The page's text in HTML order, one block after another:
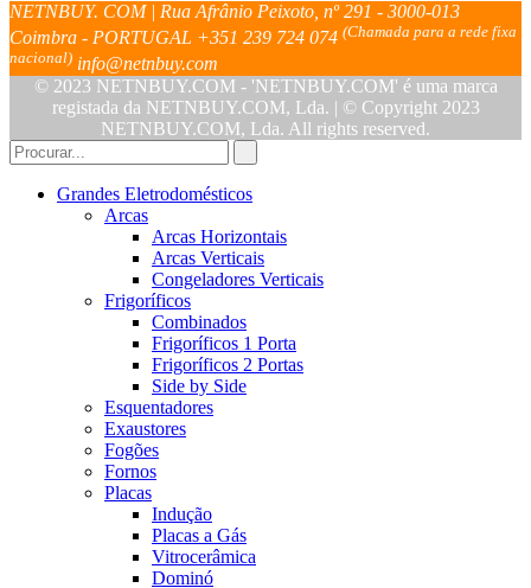
NETNBUY. COM | Rua Afrânio Peixoto, nº 291 - 3000-013
Coimbra - PORTUGAL +351 239 724 074 (Chamada para a rede fixa
nacional) info@netnbuy.com
© 2023 NETNBUY.COM - 'NETNBUY.COM' é uma marca
registada da NETNBUY.COM, Lda. | © Copyright 2023
NETNBUY.COM, Lda. All rights reserved.
Grandes Eletrodomésticos
Arcas
Arcas Horizontais
Arcas Verticais
Congeladores Verticais
Frigoríficos
Combinados
Frigoríficos 1 Porta
Frigoríficos 2 Portas
Side by Side
Esquentadores
Exaustores
Fogões
Fornos
Placas
Indução
Placas a Gás
Vitrocerâmica
Dominó